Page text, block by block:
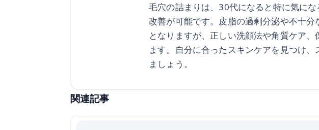
毛穴の詰まりは、30代になると特に気に
改善が可能です。皮脂の過剰分泌や不十
となりますが、正しい洗顔法や角質ケア
ます。自分に合ったスキンケアを見つけ
ましょう。
関連記事